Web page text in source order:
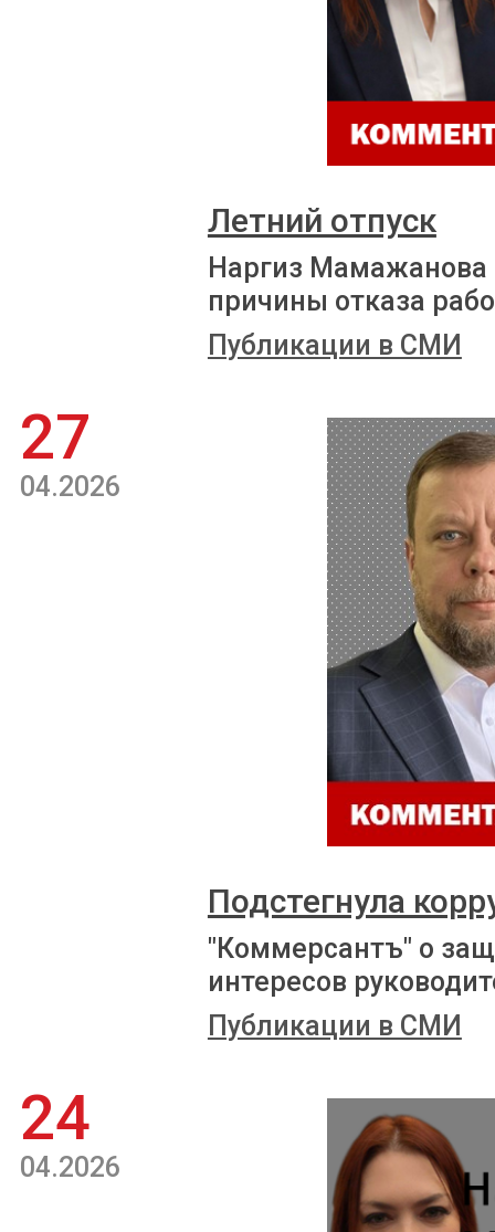
Летний отпуск
Наргиз Мамажанова
причины отказа
Публикации в СМИ
27
04.2026
Подстегнула
"Коммерсантъ" о
интересов
Публикации в СМИ
24
04.2026